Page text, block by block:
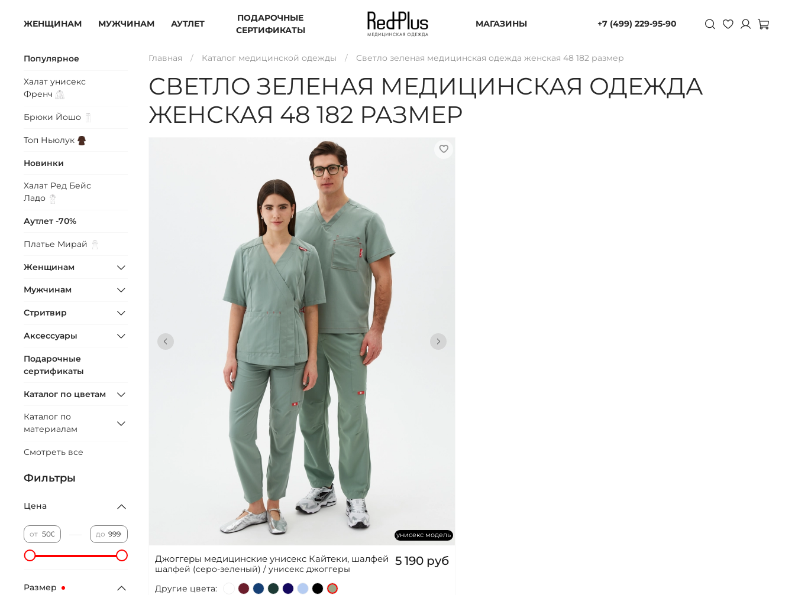
ЖЕНЩИНАМ МУЖЧИНАМ АУТЛЕТ
ПОДАРОЧНЫЕ
СЕРТИФИКАТЫ
МАГАЗИНЫ +7 (499) 229-95-90
Главная Каталог медицинской одежды Светло зеленая медицинская одежда женская 48 182 размер
СВЕТЛО ЗЕЛЕНАЯ МЕДИЦИНСКАЯ ОДЕЖДА
ЖЕНСКАЯ 48 182 РАЗМЕР
унисекс модель
Джоггеры медицинские унисекс Кайтеки, шалфей
шалфей (серо-зеленый) / унисекс джоггеры
5 190 руб
Другие цвета:
Популярное
Халат унисекс
Френч
Брюки Йошо
Топ Ньюлук
Новинки
Халат Ред Бейс
Ладо
Аутлет -70%
Платье Мирай
Женщинам
Мужчинам
Стритвир
Аксессуары
Подарочные
сертификаты
Каталог по цветам
Каталог по
материалам
Смотреть все
Фильтры
Цена
от до
Размер